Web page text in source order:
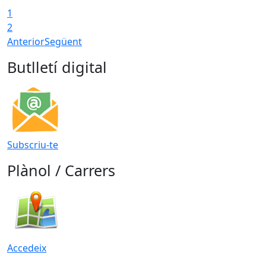
1
2
AnteriorSegüent
Butlletí digital
Subscriu-te
Plànol / Carrers
Accedeix